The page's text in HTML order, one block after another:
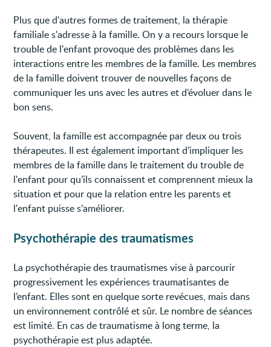
Plus que d'autres formes de traitement, la thérapie
familiale s'adresse à la famille. On y a recours lorsque le
trouble de l'enfant provoque des problèmes dans les
interactions entre les membres de la famille. Les membres
de la famille doivent trouver de nouvelles façons de
communiquer les uns avec les autres et d’évoluer dans le
bon sens.
Souvent, la famille est accompagnée par deux ou trois
thérapeutes. Il est également important d’impliquer les
membres de la famille dans le traitement du trouble de
l'enfant pour qu’ils connaissent et comprennent mieux la
situation et pour que la relation entre les parents et
l'enfant puisse s’améliorer.
Psychothérapie des traumatismes
La psychothérapie des traumatismes vise à parcourir
progressivement les expériences traumatisantes de
l’enfant. Elles sont en quelque sorte revécues, mais dans
un environnement contrôlé et sûr. Le nombre de séances
est limité. En cas de traumatisme à long terme, la
psychothérapie est plus adaptée.